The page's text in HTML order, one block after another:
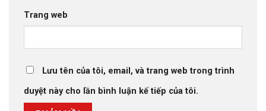
Trang web
Lưu tên của tôi, email, và trang web trong trình
duyệt này cho lần bình luận kế tiếp của tôi.